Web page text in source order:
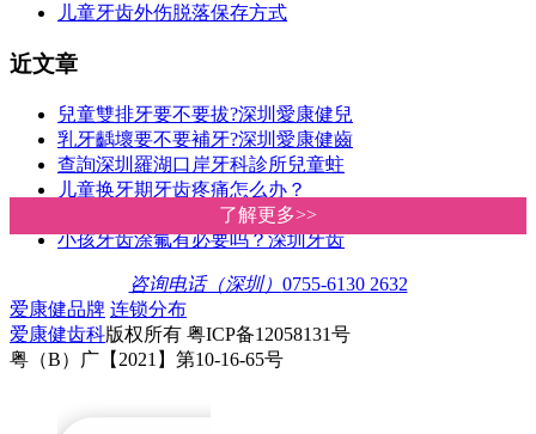
了解更多>>
了解更多>>
儿童牙齿外伤脱落保存方式
近文章
兒童雙排牙要不要拔?深圳愛康健兒
乳牙齲壞要不要補牙?深圳愛康健齒
查詢深圳羅湖口岸牙科診所兒童蛀
儿童换牙期牙齿疼痛怎么办？
儿童牙疼该是什么药？关于牙疼的
小孩牙齿涂氟有必要吗？深圳牙齿
咨询电话（深圳） 0755-6130 2632
爱康健品牌 连锁分布
爱康健齿科版权所有 粤ICP备12058131号
粤（B）广【2021】第10-16-65号